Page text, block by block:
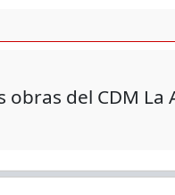
obras del CDM